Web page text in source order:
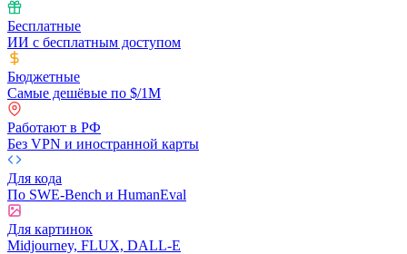
Бесплатные
ИИ с бесплатным доступом
Бюджетные
Самые дешёвые по $/1M
Работают в РФ
Без VPN и иностранной карты
Для кода
По SWE-Bench и HumanEval
Для картинок
Midjourney, FLUX, DALL-E